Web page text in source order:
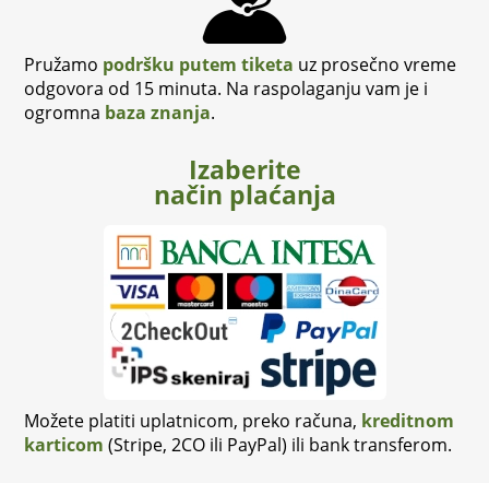
Pružamo podršku putem tiketa uz prosečno vreme
odgovora od 15 minuta. Na raspolaganju vam je i
ogromna baza znanja.
Izaberite
način plaćanja
Možete platiti uplatnicom, preko računa, kreditnom
karticom (Stripe, 2CO ili PayPal) ili bank transferom.